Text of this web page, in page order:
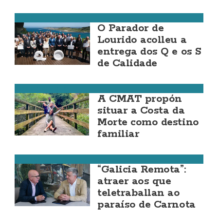
O Parador de
Lourido acolleu a
entrega dos Q e os S
de Calidade
A CMAT propón
situar a Costa da
Morte como destino
familiar
“Galicia Remota”:
atraer aos que
teletraballan ao
paraíso de Carnota